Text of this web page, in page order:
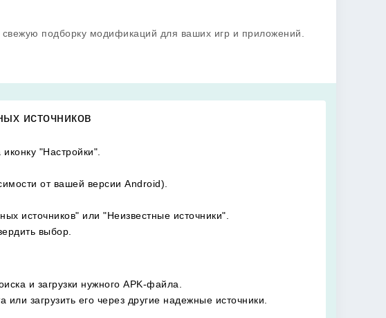
подборку модификаций для ваших игр и приложений.
источников
"Настройки".
от вашей версии Android).
источников" или "Неизвестные источники".
выбор.
и загрузки нужного APK-файла.
загрузить его через другие надежные источники.